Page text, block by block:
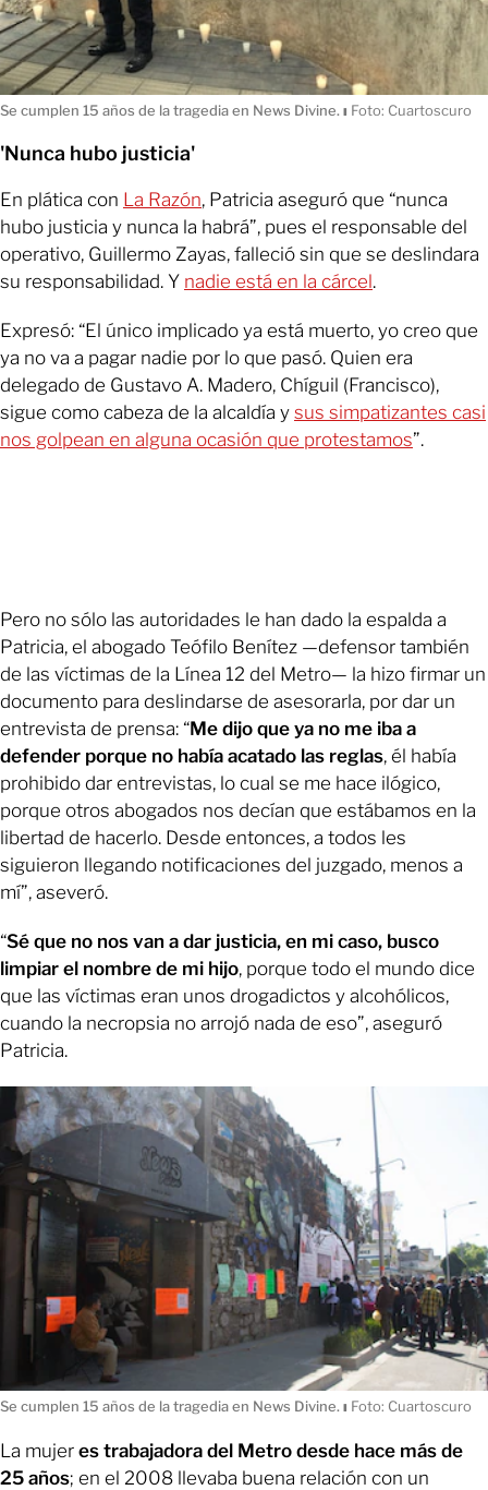
Se cumplen 15 años de la tragedia en News Divine.ı Foto: Cuartoscuro
'Nunca hubo justicia'
En plática con La Razón, Patricia aseguró que “nunca
hubo justicia y nunca la habrá”, pues el responsable del
operativo, Guillermo Zayas, falleció sin que se deslindara
su responsabilidad. Y nadie está en la cárcel.
Expresó: “El único implicado ya está muerto, yo creo que
ya no va a pagar nadie por lo que pasó. Quien era
delegado de Gustavo A. Madero, Chíguil (Francisco),
sigue como cabeza de la alcaldía y sus simpatizantes casi
nos golpean en alguna ocasión que protestamos”.
Pero no sólo las autoridades le han dado la espalda a
Patricia, el abogado Teófilo Benítez —defensor también
de las víctimas de la Línea 12 del Metro— la hizo firmar un
documento para deslindarse de asesorarla, por dar un
entrevista de prensa: “Me dijo que ya no me iba a
defender porque no había acatado las reglas, él había
prohibido dar entrevistas, lo cual se me hace ilógico,
porque otros abogados nos decían que estábamos en la
libertad de hacerlo. Desde entonces, a todos les
siguieron llegando notificaciones del juzgado, menos a
mí”, aseveró.
“Sé que no nos van a dar justicia, en mi caso, busco
limpiar el nombre de mi hijo, porque todo el mundo dice
que las víctimas eran unos drogadictos y alcohólicos,
cuando la necropsia no arrojó nada de eso”, aseguró
Patricia.
Se cumplen 15 años de la tragedia en News Divine.ı Foto: Cuartoscuro
La mujer es trabajadora del Metro desde hace más de
25 años; en el 2008 llevaba buena relación con un